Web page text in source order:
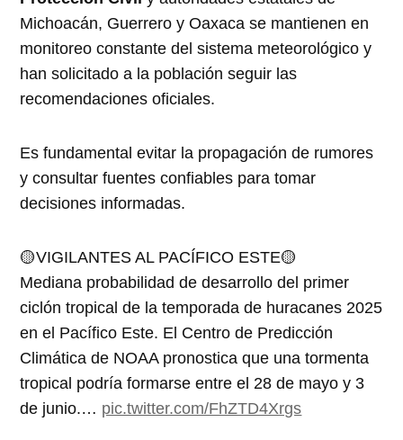
Michoacán, Guerrero y Oaxaca se mantienen en
monitoreo constante del sistema meteorológico y
han solicitado a la población seguir las
recomendaciones oficiales.
Es fundamental evitar la propagación de rumores
y consultar fuentes confiables para tomar
decisiones informadas.
🟡VIGILANTES AL PACÍFICO ESTE🟡
Mediana probabilidad de desarrollo del primer
ciclón tropical de la temporada de huracanes 2025
en el Pacífico Este. El Centro de Predicción
Climática de NOAA pronostica que una tormenta
tropical podría formarse entre el 28 de mayo y 3
de junio.… pic.twitter.com/FhZTD4Xrgs